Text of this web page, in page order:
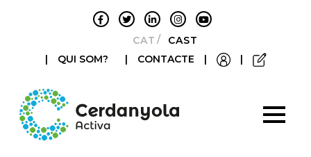
CATALÀCASTELLANO
|
QUI SOM? | CONTACTE | |